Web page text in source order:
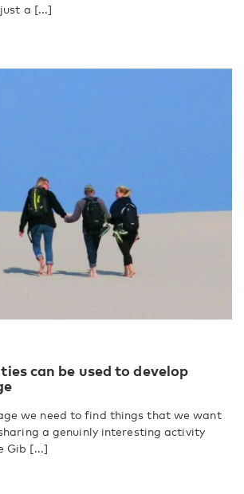
a [...]
can be used to develop
we need to find things that we want
a genuinly interesting activity
Gib [...]